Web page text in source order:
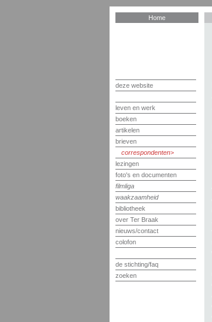
Home
deze website
leven en werk
boeken
artikelen
brieven
correspondenten
lezingen
foto's en documenten
filmliga
waakzaamheid
bibliotheek
over Ter Braak
nieuws/contact
colofon
de stichting/faq
zoeken